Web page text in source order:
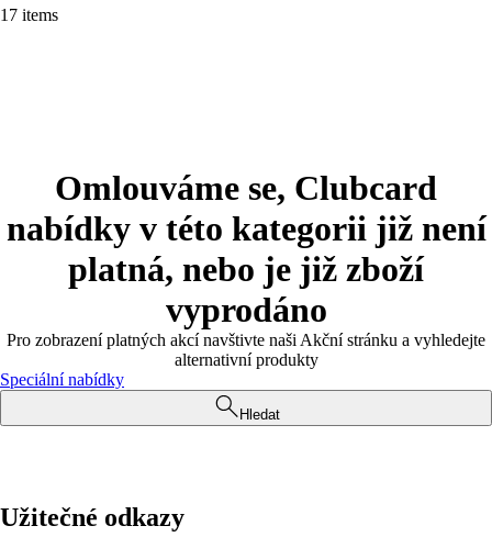
17 items
Omlouváme se, Clubcard
nabídky v této kategorii již není
platná, nebo je již zboží
vyprodáno
Pro zobrazení platných akcí navštivte naši Akční stránku a vyhledejte
alternativní produkty
Speciální nabídky
Hledat
Užitečné odkazy